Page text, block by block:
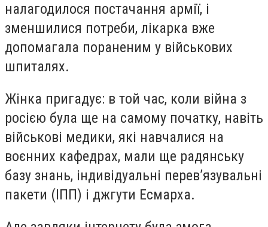
налагодилося постачання армії, і
зменшилися потреби, лікарка вже
допомагала пораненим у військових
шпиталях.
Жінка пригадує: в той час, коли війна з
росією була ще на самому початку, навіть
військові медики, які навчалися на
воєнних кафедрах, мали ще радянську
базу знань, індивідуальні перевʼязувальні
пакети (ІПП) і джгути Есмарха.